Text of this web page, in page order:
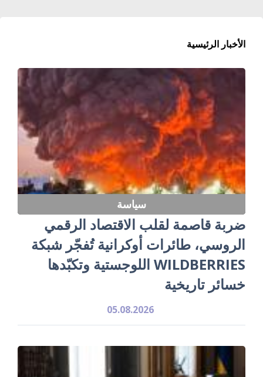
الأخبار الرئيسية
سياسة
ضربة قاصمة لقلب الاقتصاد الرقمي
الروسي، طائرات أوكرانية تُفجّر شبكة
WILDBERRIES اللوجستية وتكبّدها
خسائر تاريخية
05.08.2026